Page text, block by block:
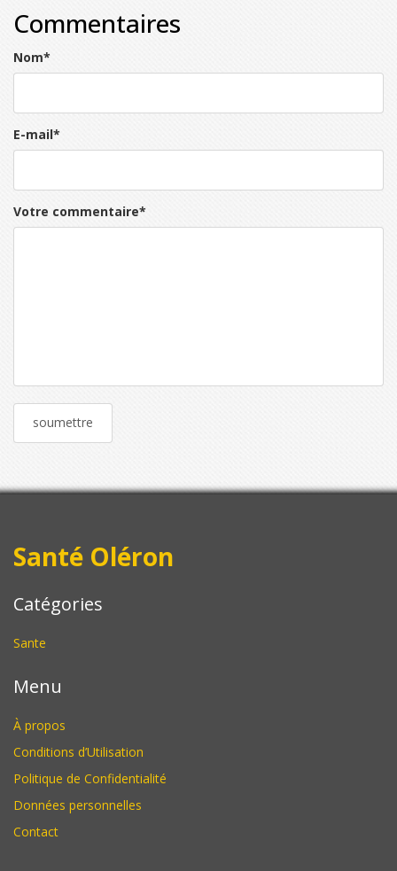
Commentaires
Nom*
E-mail*
Votre commentaire*
Santé Oléron
Catégories
Sante
Menu
À propos
Conditions d’Utilisation
Politique de Confidentialité
Données personnelles
Contact